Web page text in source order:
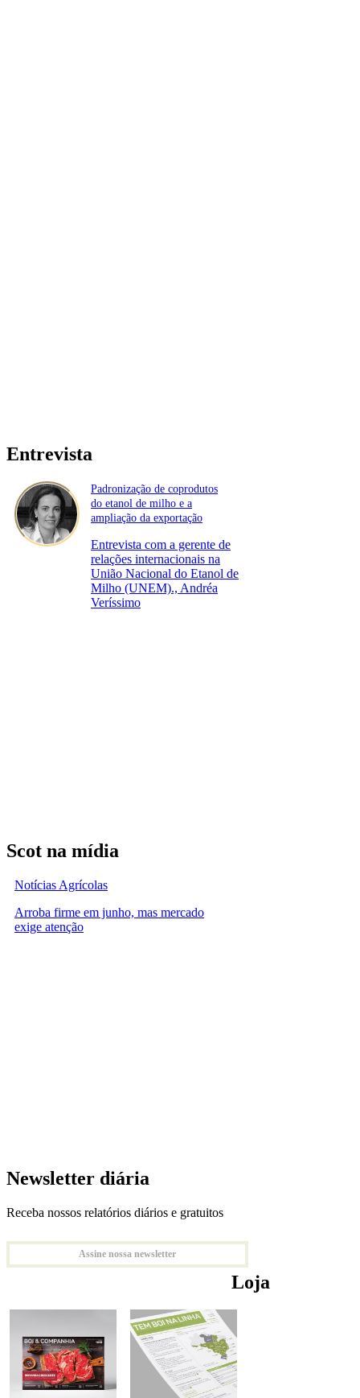
Entrevista
Padronização de coprodutos
do etanol de milho e a
ampliação da exportação
Entrevista com a gerente de
relações internacionais na
União Nacional do Etanol de
Milho (UNEM)., Andréa
Veríssimo
Scot na mídia
Notícias Agrícolas
Arroba firme em junho, mas mercado
exige atenção
Newsletter diária
Receba nossos relatórios diários e gratuitos
Assine nossa newsletter
Loja